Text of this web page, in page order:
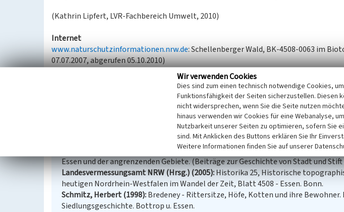
(Kathrin Lipfert, LVR-Fachbereich Umwelt, 2010)
Internet
www.naturschutzinformationen.nrw.de: Schellenberger Wald, BK-4508-0063 im
07.07.2007, abgerufen 05.10.2010)
Amt für Geoinformation, Vermessung und Kataster der Stadt Essen (Hrsg.) (1965)
Karte der Stadt Essen 1803/06, Karten von Honigmann/Vogelsang (überarbeitet
Amt für Geoinformation, Vermessung und Kataster der Stadt Essen (Hrsg.) (o.J.)
des Stadt- und Landkreises Essen 1894 von August Hofacker. Essen.
Imme, Theodor / Historischer Verein für Stadt und Stift Essen (Hrsg.) (1905) Die
Essen und der angrenzenden Gebiete. (Beiträge zur Geschichte von Stadt und Stift
Landesvermessungsamt NRW (Hrsg.) (2005) Historika 25, Historische
heutigen Nordrhein-Westfalen im Wandel der Zeit, Blatt 4508 - Essen. Bonn.
Schmitz, Herbert (1998) Bredeney - Rittersitze, Höfe, Kotten und ihre Bewohner.
Siedlungsgeschichte. Bottrop u. Essen.
Wir verwenden Cookies
Dies sind zum einen technisch notwendige Cookies,
Funktionsfähigkeit der Seiten sicherzustellen. Diesen
nicht widersprechen, wenn Sie die Seite nutzen
hinaus verwenden wir Cookies für eine Webanalyse,
Nutzbarkeit unserer Seiten zu optimieren, sofern Sie
sind. Mit Anklicken des Buttons erklären Sie Ihr
Weitere Informationen finden Sie auf unserer